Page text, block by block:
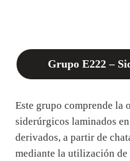
Grupo E222 –
Este grupo comprende la
siderúrgicos laminados
derivados, a partir de
mediante la utilización de